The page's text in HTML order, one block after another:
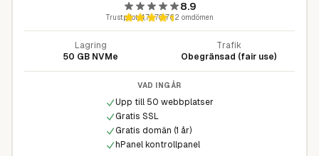
8.9
Trustpilot4,7· 70 762 omdömen
Lagring
50 GB NVMe
Trafik
Obegränsad (fair use)
VAD INGÅR
Upp till 50 webbplatser
Gratis SSL
Gratis domän (1 år)
hPanel kontrollpanel